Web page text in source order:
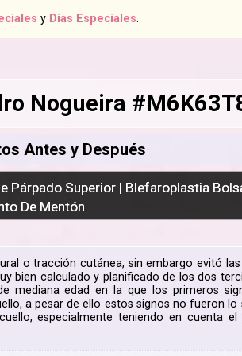
y Días Especiales.
Nogueira
Antes y Después
Superior | Blefaroplastia
De Mentón
o tracción cutánea, sin embargo evitó
bien calculado y planificado de los dos
mediana edad en la que los primeros
a pesar de ello estos signos no fueron
especialmente teniendo en cuenta